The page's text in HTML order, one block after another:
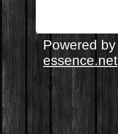
Powered by
essence.net